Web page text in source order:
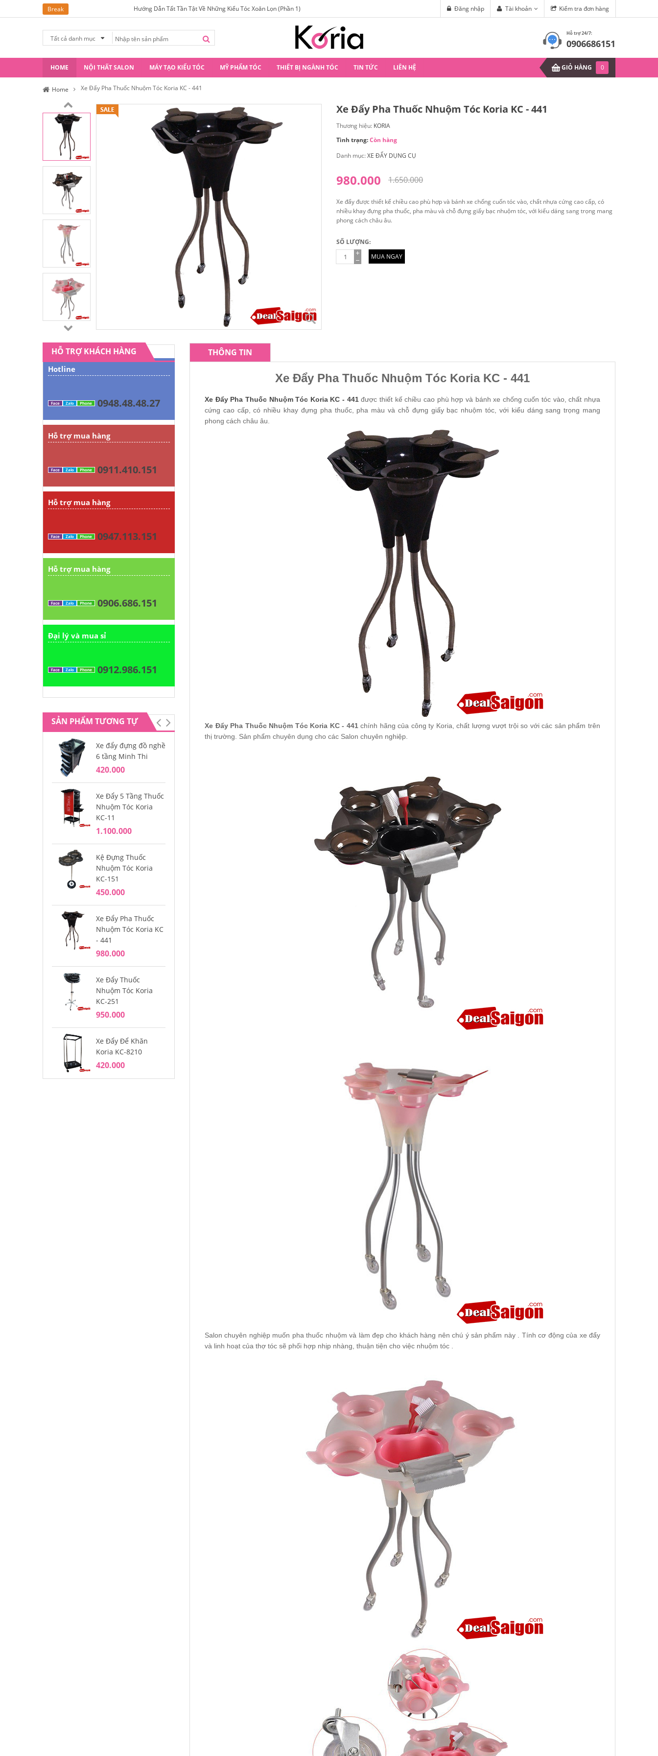
Break Hướng Dẫn Tất Tần Tật Về Những Kiểu Tóc Xoăn Lọn (Phần 1) 6 kiểu tóc phù hợp với khuôn
Kiểm tra đơn hàng
Tài khoản
Đăng nhập
Tất cả danh mục
Hỗ trợ 24/7:
0906686151
HOME NỘI THẤT SALON MÁY TẠO KIỂU TÓC MỸ PHẨM TÓC THIẾT BỊ NGÀNH TÓC TIN TỨC LIÊN HỆ GIỎ HÀNG 0
Home Xe Đẩy Pha Thuốc Nhuộm Tóc Koria KC - 441
Xe Đẩy Pha Thuốc Nhuộm Tóc Koria KC - 441
Thương hiệu: KORIA
Tình trạng:Còn hàng
Danh mục:XE ĐẨY DỤNG CỤ
1.650.000
980.000
Xe đẩy được thiết kế chiều cao phù hợp và bánh xe chống cuốn tóc vào, chất nhựa cứng cao cấp, có
nhiều khay đựng pha thuốc, pha màu và chỗ đựng giấy bạc nhuộm tóc, với kiểu dáng sang trọng mang
phong cách châu âu.
SỐ LƯỢNG:
MUA NGAY
HỖ TRỢ KHÁCH HÀNG
Hotline
Face Zalo Phone 0948.48.48.27
Hỗ trợ mua hàng
Face Zalo Phone 0911.410.151
Hỗ trợ mua hàng
Face Zalo Phone 0947.113.151
Hỗ trợ mua hàng
Face Zalo Phone 0906.686.151
Đại lý và mua sỉ
Face Zalo Phone 0912.986.151
SẢN PHẨM TƯƠNG TỰ
Xe đẩy đựng đồ nghề
6 tầng Minh Thi
420.000
Xe Đẩy 5 Tầng Thuốc
Nhuộm Tóc Koria
KC-11
1.100.000
Kệ Đựng Thuốc
Nhuộm Tóc Koria
KC-151
450.000
Xe Đẩy Pha Thuốc
Nhuộm Tóc Koria KC
- 441
980.000
Xe Đẩy Thuốc
Nhuộm Tóc Koria
KC-251
950.000
Xe Đẩy Để Khăn
Koria KC-8210
420.000
THÔNG TIN
Xe Đẩy Pha Thuốc Nhuộm Tóc Koria KC - 441
Xe Đẩy Pha Thuốc Nhuộm Tóc Koria KC - 441được thiết kế chiều cao phù hợp và bánh xe chống cuốn tóc vào, chất nhựa
cứng cao cấp, có nhiều khay đựng pha thuốc, pha màu và chỗ đựng giấy bạc nhuộm tóc, với kiểu dáng sang trọng mang
phong cách châu âu.
Xe Đẩy Pha Thuốc Nhuộm Tóc Koria KC - 441chính hãng của công ty Koria, chất lượng vượt trội so với các sản phẩm trên
thị trường. Sản phẩm chuyên dụng cho các Salon chuyên nghiệp.
Salon chuyên nghiệp muốn pha thuốc nhuộm và làm đẹp cho khách hàng nên chú ý sản phẩm này . Tính cơ động của xe đẩy
và linh hoạt của thợ tóc sẽ phối hợp nhịp nhàng, thuận tiện cho việc nhuộm tóc .